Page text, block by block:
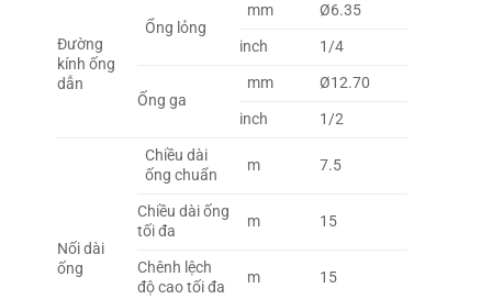
Đường
kính ống
dẫn
Ổng lỏng
mm
Ø6.35
inch
1/4
Ống ga
mm
Ø12.70
inch
1/2
Nối dài
ống
Chiều dài
ống chuẩn
m 7.5
Chiều dài ống
tối đa
m 15
Chênh lệch
độ cao tối đa
m 15